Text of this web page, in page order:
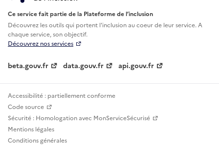
Ce service fait partie de la Plateforme de l’inclusion
Découvrez les outils qui portent l'inclusion aucoeur de leur service. A
chaque service, son objectif.
Découvrez nos services
beta.gouv.fr data.gouv.fr api.gouv.fr
Accessibilité : partiellement conforme
Code source
Sécurité : Homologation avec MonServiceSécurisé
Mentions légales
Conditions générales